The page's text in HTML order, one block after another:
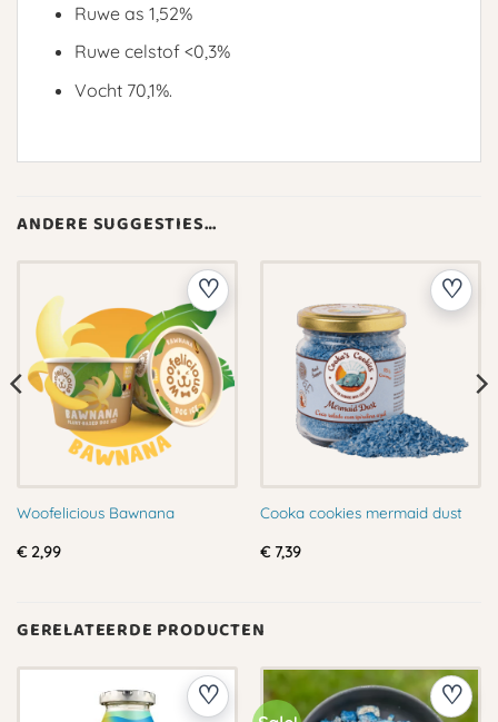
Ruwe as 1,52%
Ruwe celstof <0,3%
Vocht 70,1%.
ANDERE SUGGESTIES…
Woofelicious Bawnana
€2,99
Cooka cookies mermaid dust
€7,39
GERELATEERDE PRODUCTEN